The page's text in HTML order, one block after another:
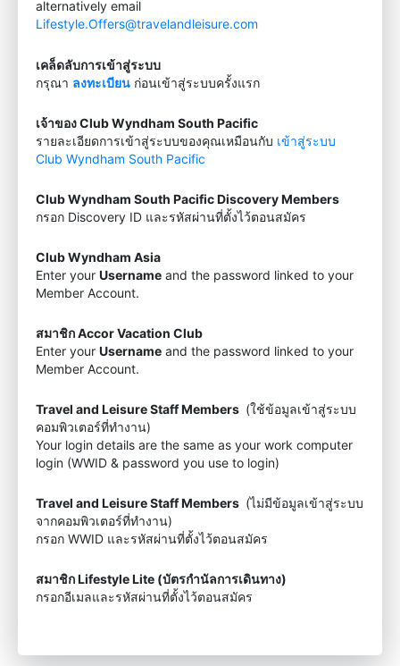
alternatively email
Lifestyle.Offers@travelandleisure.com
เคล็ดลับการเข้าสู่ระบบ
กรุณา ลงทะเบียน ก่อนเข้าสู่ระบบครั้งแรก
เจ้าของ Club Wyndham South Pacific
รายละเอียดการเข้าสู่ระบบของคุณเหมือนกับ เข้าสู่ระบบ
Club Wyndham South Pacific
Club Wyndham South Pacific Discovery Members
กรอก Discovery ID และรหัสผ่านที่ตั้งไว้ตอนสมัคร
Club Wyndham Asia
Enter your Username and the password linked to your
Member Account.
สมาชิก Accor Vacation Club
Enter your Username and the password linked to your
Member Account.
Travel and Leisure Staff Members (ใช้ข้อมูลเข้าสู่ระบบ
คอมพิวเตอร์ที่ทำงาน)
Your login details are the same as your work computer
login (WWID & password you use to login)
Travel and Leisure Staff Members (ไม่มีข้อมูลเข้าสู่ระบบ
จากคอมพิวเตอร์ที่ทำงาน)
กรอก WWID และรหัสผ่านที่ตั้งไว้ตอนสมัคร
สมาชิก Lifestyle Lite (บัตรกำนัลการเดินทาง)
กรอกอีเมลและรหัสผ่านที่ตั้งไว้ตอนสมัคร